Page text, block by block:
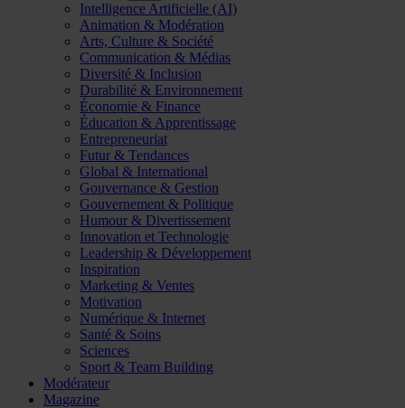
Intelligence Artificielle (AI)
Animation & Modération
Arts, Culture & Société
Communication & Médias
Diversité & Inclusion
Durabilité & Environnement
Économie & Finance
Éducation & Apprentissage
Entrepreneuriat
Futur & Tendances
Global & International
Gouvernance & Gestion
Gouvernement & Politique
Humour & Divertissement
Innovation et Technologie
Leadership & Développement
Inspiration
Marketing & Ventes
Motivation
Numérique & Internet
Santé & Soins
Sciences
Sport & Team Building
Modérateur
Magazine